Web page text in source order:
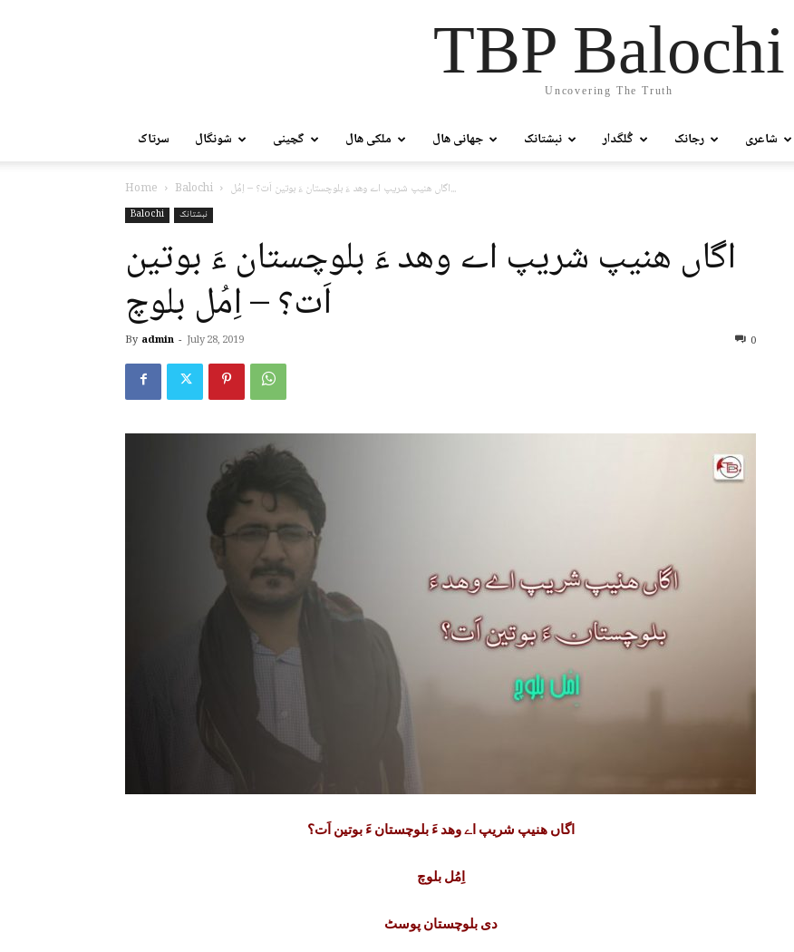
TBP Balochi
Uncovering The Truth
سرتاک شونگال گچینی ملکی ھال جھانی ھال نبشتانک گُلگدار رجانک شاعری
Home Balochi اگاں ھنیپ شریپ اے وھد ءَ بلوچستان ءَ بوتین اَت؟ – اِمُل...
Balochi نبشتانک
اگاں ھنیپ شریپ اے وھد ءَ بلوچستان ءَ بوتین
اَت؟ – اِمُل بلوچ
By admin - July 28, 2019 0
اگاں ھنیپ شریپ اے وھد ءَ بلوچستان ءَ بوتین اَت؟
اِمُل بلوچ
دی بلوچستان پوسٹ